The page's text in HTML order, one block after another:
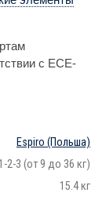
с ECE-
Espiro (Польша)
1-2-3 (от 9 до 36 кг)
15.4 кг